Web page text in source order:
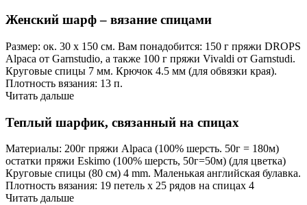
Женский шарф – вязание спицами
Размер: ок. 30 х 150 см. Вам понадобится: 150 г пряжи DROPS
Alpaca от Garnstudio, а также 100 г пряжи Vivaldi от Garnstudi.
Круговые спицы 7 мм. Крючок 4.5 мм (для обвязки края).
Плотность вязания: 13 п.
Читать дальше
Теплый шарфик, связанный на спицах
Материалы: 200г пряжи Alpaca (100% шерсть. 50г = 180м)
остатки пряжи Eskimo (100% шерсть, 50г=50м) (для цветка)
Круговые спицы (80 см) 4 mm. Маленькая английская булавка.
Плотность вязания: 19 петель х 25 рядов на спицах 4
Читать дальше